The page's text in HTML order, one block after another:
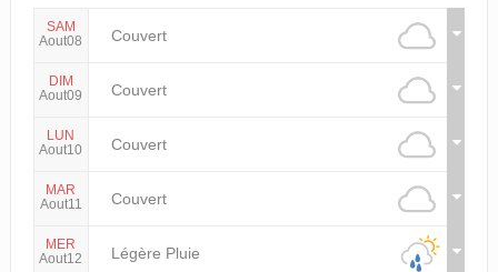
SAM
Aout08
Couvert
DIM
Aout09
Couvert
LUN
Aout10
Couvert
MAR
Aout11
Couvert
MER
Aout12
Légère Pluie